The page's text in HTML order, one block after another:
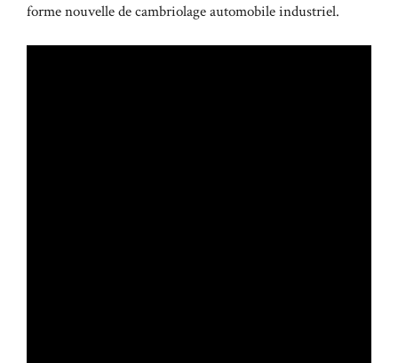
forme nouvelle de cambriolage automobile industriel.